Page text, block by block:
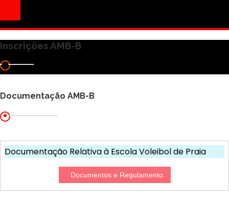
Inscrições AMB-B
Documentação AMB-B
Documentação Relativa à Escola Voleibol de Praia
Documentos e Regulamento